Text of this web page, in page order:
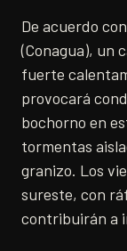
De acuerdo
(Conagua), un
fuerte
provocará
bochorno en
tormentas
granizo. Los
sureste, con
contribuirán a